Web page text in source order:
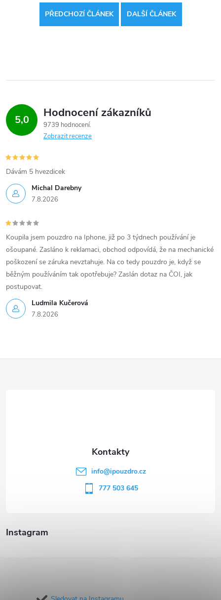
PŘEDCHOZÍ ČLÁNEK DALŠÍ ČLÁNEK
5,0 Hodnocení zákazníků
9739 hodnocení
Zobrazit recenze
Michal Darebny
7.8.2026
Dávám 5 hvezdicek
Ludmila Kučerová
7.8.2026
Koupila jsem pouzdro na Iphone, již po 3 týdnech používání je
ošoupané. Zasláno k reklamaci, obchod odpovídá, že na mechanické
poškození se záruka nevztahuje. Na co tedy pouzdro je, když se
běžným používáním tak opotřebuje? Zaslán dotaz na ČOI, jak
postupovat.
Instagram
info@ipouzdro.cz
777 503 645